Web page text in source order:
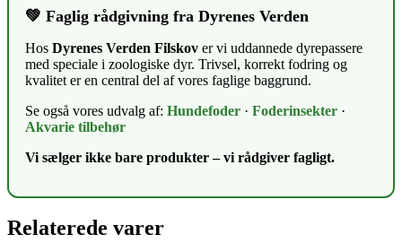
💚 Faglig rådgivning fra Dyrenes Verden
Hos Dyrenes Verden Filskov er vi uddannede dyrepassere
med speciale i zoologiske dyr. Trivsel, korrekt fodring og
kvalitet er en central del af vores faglige baggrund.
Se også vores udvalg af: Hundefoder · Foderinsekter ·
Akvarie tilbehør
Vi sælger ikke bare produkter – vi rådgiver fagligt.
Relaterede varer